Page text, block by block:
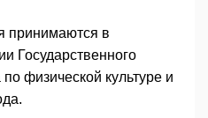
принимаются в
Государственного
физической культуре и